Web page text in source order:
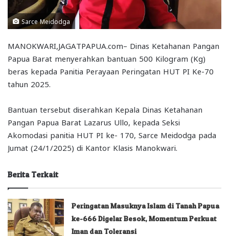
Sarce Meidodga
MANOKWARI,JAGATPAPUA.com– Dinas Ketahanan Pangan
Papua Barat menyerahkan bantuan 500 Kilogram (Kg)
beras kepada Panitia Perayaan Peringatan HUT PI Ke-70
tahun 2025.
Bantuan tersebut diserahkan Kepala Dinas Ketahanan
Pangan Papua Barat Lazarus Ullo, kepada Seksi
Akomodasi panitia HUT PI ke- 170, Sarce Meidodga pada
Jumat (24/1/2025) di Kantor Klasis Manokwari.
Berita Terkait
Peringatan Masuknya Islam di Tanah Papua
ke-666 Digelar Besok, Momentum Perkuat
Iman dan Toleransi